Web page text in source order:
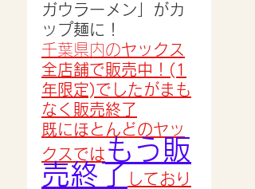
ガウラーメン」がカ
ップ麺に！
千葉県内のヤックス
全店舗で販売中！(1
年限定)でしたがまも
なく販売終了
既にほとんどのヤッ
クスでは もう販
売終了 しており